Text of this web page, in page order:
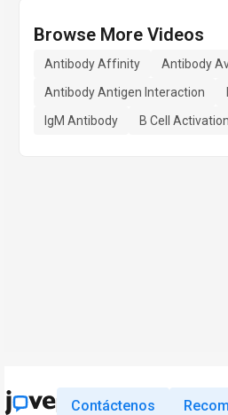
Browse More Videos
Antibody Affinity Antibody
Antibody Antigen Interaction
IgM Antibody
B Cell Activation
Contáctenos